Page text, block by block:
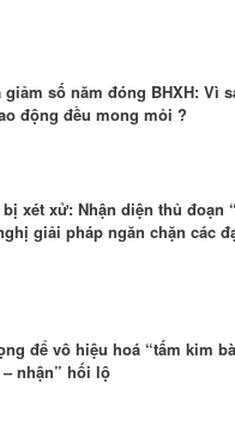
giảm số năm đóng BHXH: Vì
động đều mong mỏi ?
xét xử: Nhận diện thủ đoạn
giải pháp ngăn chặn các
để vô hiệu hoá “tấm kim
nhận” hối lộ